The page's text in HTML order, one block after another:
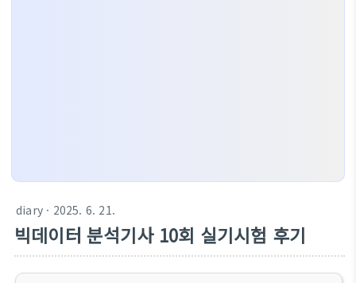
diary · 2025. 6. 21.
빅데이터 분석기사 10회 실기시험 후기